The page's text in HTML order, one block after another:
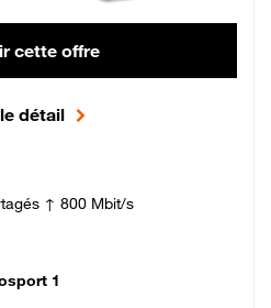
cette offre
détail
↑ 800 Mbit/s
1